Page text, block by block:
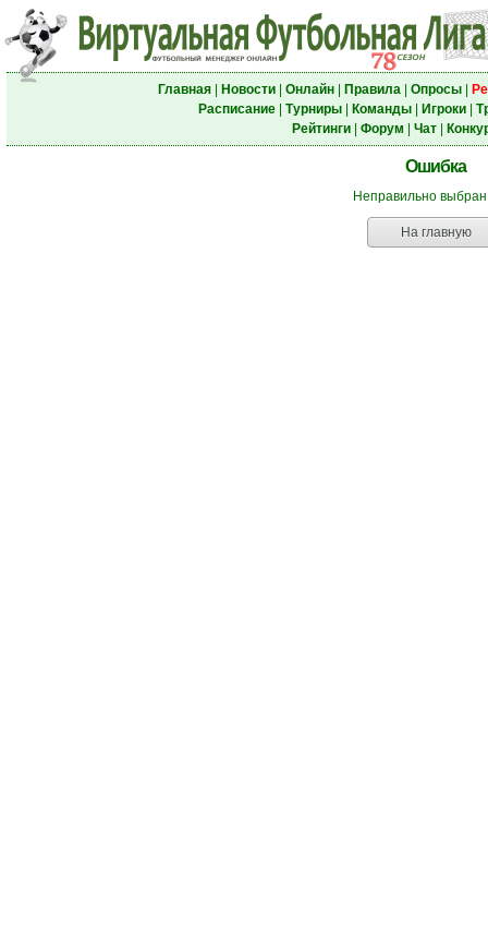
Главная| Новости| Онлайн| Правила| Опросы|
Расписание| Турниры| Команды| Игроки|
Рейтинги| Форум Чат|
Ошибка
Неправильно
На главную